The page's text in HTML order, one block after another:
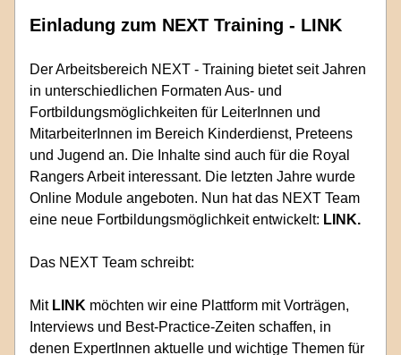
Einladung zum NEXT Training - LINK
Der Arbeitsbereich NEXT - Training bietet seit Jahren
in unterschiedlichen Formaten Aus- und
Fortbildungsmöglichkeiten für LeiterInnen und
MitarbeiterInnen im Bereich Kinderdienst, Preteens
und Jugend an. Die Inhalte sind auch für die Royal
Rangers Arbeit interessant. Die letzten Jahre wurde
Online Module angeboten. Nun hat das NEXT Team
eine neue Fortbildungsmöglichkeit entwickelt: LINK.
Das NEXT Team schreibt:
Mit LINK möchten wir eine Plattform mit Vorträgen,
Interviews und Best-Practice-Zeiten schaffen, in
denen ExpertInnen aktuelle und wichtige Themen für